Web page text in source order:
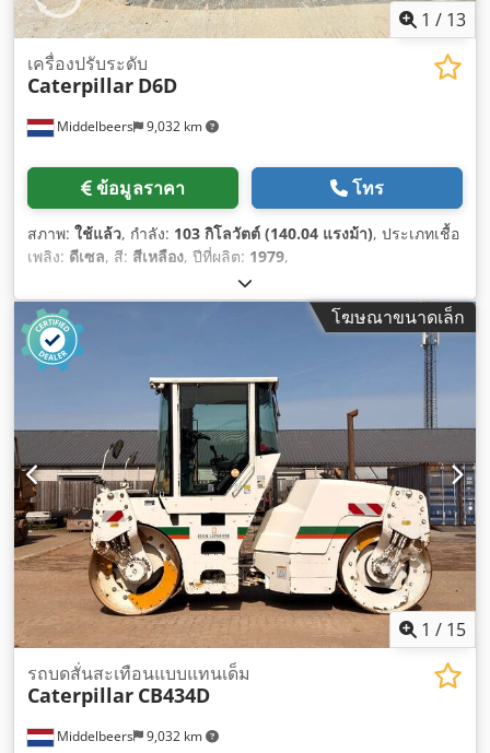
1 / 13
Middelbeers 9,032 km
เครื่องปรับระดับ
Caterpillar D6D
ข้อมูลราคา โทร
สภาพ: ใช้แล้ว, กำลัง: 103 กิโลวัตต์ (140.04 แรงม้า), ประเภทเชื้อ
เพลิง: ดีเซล, สี: สีเหลือง, ปีที่ผลิต: 1979,
โฆษณาขนาดเล็ก
1 / 15
Middelbeers 9,032 km
รถบดสั่นสะเทือนแบบแทนเด็ม
Caterpillar CB434D